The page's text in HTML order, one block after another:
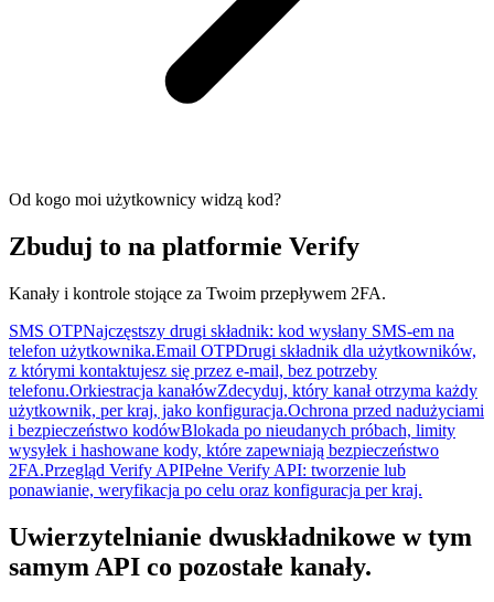
Od kogo moi użytkownicy widzą kod?
Zbuduj to na platformie Verify
Kanały i kontrole stojące za Twoim przepływem 2FA.
SMS OTPNajczęstszy drugi składnik: kod wysłany SMS-em na
telefon użytkownika.Email OTPDrugi składnik dla użytkowników,
z którymi kontaktujesz się przez e-mail, bez potrzeby
telefonu.Orkiestracja kanałówZdecyduj, który kanał otrzyma każdy
użytkownik, per kraj, jako konfiguracja.Ochrona przed nadużyciami
i bezpieczeństwo kodówBlokada po nieudanych próbach, limity
wysyłek i hashowane kody, które zapewniają bezpieczeństwo
2FA.Przegląd Verify APIPełne Verify API: tworzenie lub
ponawianie, weryfikacja po celu oraz konfiguracja per kraj.
Uwierzytelnianie dwuskładnikowe w tym
samym API co pozostałe kanały.